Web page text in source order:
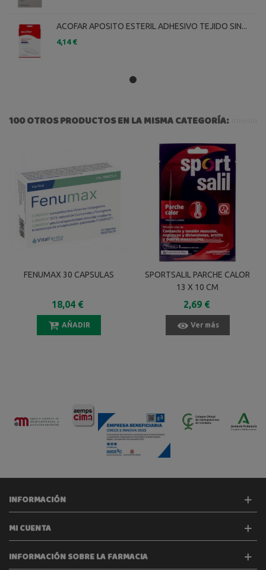
ACOFAR APOSITO ESTERIL ADHESIVO TEJIDO SIN...
4,14 €
100 OTROS PRODUCTOS EN LA MISMA CATEGORÍA:
FENUMAX 30 CAPSULAS
18,04 €
AÑADIR
SPORTSALIL PARCHE CALOR
13 X 10 CM
2,69 €
Ver más
INFORMACIÓN
MI CUENTA
INFORMACIÓN SOBRE LA FARMACIA